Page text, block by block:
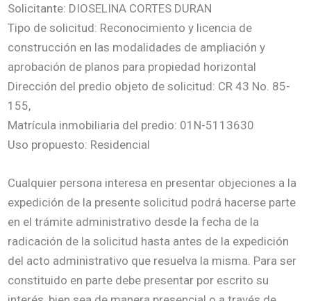
Solicitante: DIOSELINA CORTES DURAN
Tipo de solicitud: Reconocimiento y licencia de
construcción en las modalidades de ampliación y
aprobación de planos para propiedad horizontal
Dirección del predio objeto de solicitud: CR 43 No. 85-
155,
Matrícula inmobiliaria del predio: 01N-5113630
Uso propuesto: Residencial
Cualquier persona interesa en presentar objeciones a la
expedición de la presente solicitud podrá hacerse parte
en el trámite administrativo desde la fecha de la
radicación de la solicitud hasta antes de la expedición
del acto administrativo que resuelva la misma. Para ser
constituido en parte debe presentar por escrito su